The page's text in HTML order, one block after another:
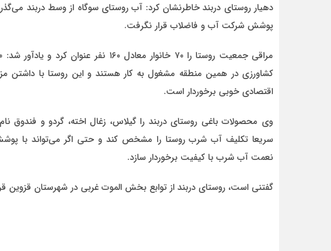
دهیار روستای دربند خاطرنشان کرد: آب روستای سوگاه از وسط دربند
پوشش شرکت آب و فاضلاب قرار نگرفت.
کشاورزی در همین منطقه مشغول به کار هستند و این روستا با داشتن
اقتصادی خوبی برخوردار است.
وی محصولات باغی روستای دربند را گیلاس، زغال اخته، گردو و فندوق
سریعا تکلیف آب شرب روستا را مشخص کند و حتی اگر می‌تواند با
نعمت آب شرب با کیفیت برخوردار سازد.
گفتنی است، روستای دربند از توابع بخش الموت غربی در شهرستان قزوین